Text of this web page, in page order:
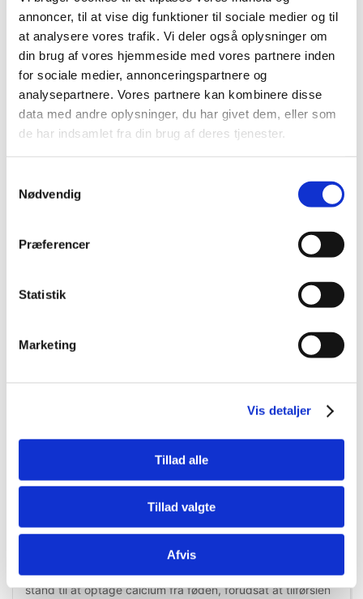
annoncer, til at vise dig funktioner til sociale medier og til
at analysere vores trafik. Vi deler også oplysninger om
din brug af vores hjemmeside med vores partnere inden
for sociale medier, annonceringspartnere og
analysepartnere. Vores partnere kan kombinere disse
data med andre oplysninger, du har givet dem, eller som
de har indsamlet fra din brug af deres tjenester.
Nødvendig
Præferencer
Statistik
Marketing
Vis detaljer
Tillad alle
Tillad valgte
Afvis
Spar 18%
Repti Planet Skildpadde
49,00
DKK 39,95
Spar 11%
Diafarm Vit/min. pulver
Køb nu
Tilskudsfoder til krybdyr. Fint calciumpulvertilskud.
Calciumpulver er et 100% naturligt tilskud, som ikke kan
overdoseres. Men i tilfælde af for meget støv kan det være
ubehageligt for dyret. De fleste krybdyr og padder er i
stand til at optage calcium fra føden, forudsat at tilførslen